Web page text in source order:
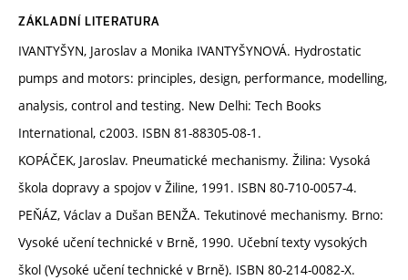
ZÁKLADNÍ LITERATURA
IVANTYŠYN, Jaroslav a Monika IVANTYŠYNOVÁ. Hydrostatic
pumps and motors: principles, design, performance, modelling,
analysis, control and testing. New Delhi: Tech Books
International, c2003. ISBN 81-88305-08-1.
KOPÁČEK, Jaroslav. Pneumatické mechanismy. Žilina: Vysoká
škola dopravy a spojov v Žiline, 1991. ISBN 80-710-0057-4.
PEŇÁZ, Václav a Dušan BENŽA. Tekutinové mechanismy. Brno:
Vysoké učení technické v Brně, 1990. Učební texty vysokých
škol (Vysoké učení technické v Brně). ISBN 80-214-0082-X.